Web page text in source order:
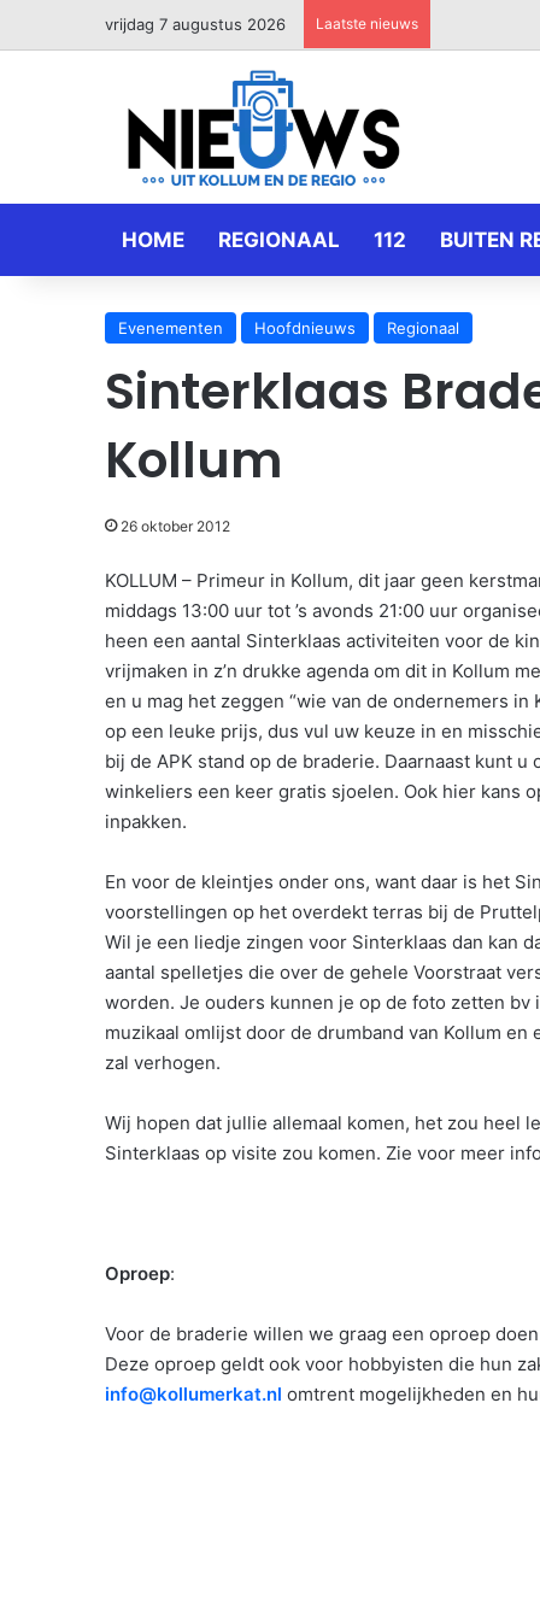
vrijdag 7 augustus 2026 Laatste nieuws
HOME REGIONAAL 112 BUITEN
Evenementen Hoofdnieuws Regionaal
Sinterklaas
Kollum
26 oktober 2012
KOLLUM – Primeur in Kollum, dit jaar geen
middags 13:00 uur tot ’s avonds 21:00 uur
heen een aantal Sinterklaas activiteiten voor de
vrijmaken in z’n drukke agenda om dit in Kollum
en u mag het zeggen “wie van de ondernemers in
op een leuke prijs, dus vul uw keuze in en
bij de APK stand op de braderie. Daarnaast kunt
winkeliers een keer gratis sjoelen. Ook hier kans
inpakken.
En voor de kleintjes onder ons, want daar is het
voorstellingen op het overdekt terras bij de
Wil je een liedje zingen voor Sinterklaas dan kan
aantal spelletjes die over de gehele Voorstraat
worden. Je ouders kunnen je op de foto zetten
muzikaal omlijst door de drumband van Kollum
zal verhogen.
Wij hopen dat jullie allemaal komen, het zou heel
Sinterklaas op visite zou komen. Zie voor meer
Oproep:
Voor de braderie willen we graag een oproep
Deze oproep geldt ook voor hobbyisten die hun
info@kollumerkat.nl omtrent mogelijkheden en